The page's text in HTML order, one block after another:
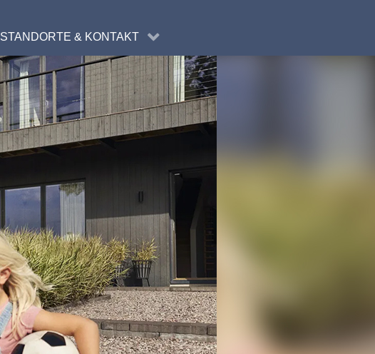
STANDORTE & KONTAKT